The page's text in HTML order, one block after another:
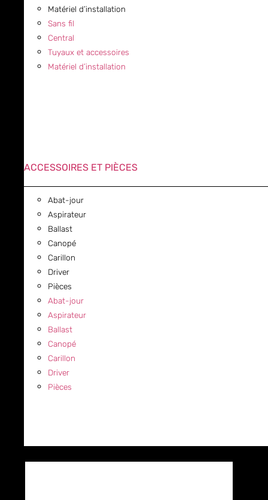
Matériel d’installation
Sans fil
Central
Tuyaux et accessoires
Matériel d’installation
ACCESSOIRES ET PIÈCES
Abat-jour
Aspirateur
Ballast
Canopé
Carillon
Driver
Pièces
Abat-jour
Aspirateur
Ballast
Canopé
Carillon
Driver
Pièces